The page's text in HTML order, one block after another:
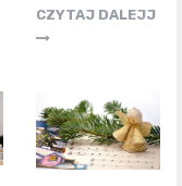
CZYTAJ DALEJJ